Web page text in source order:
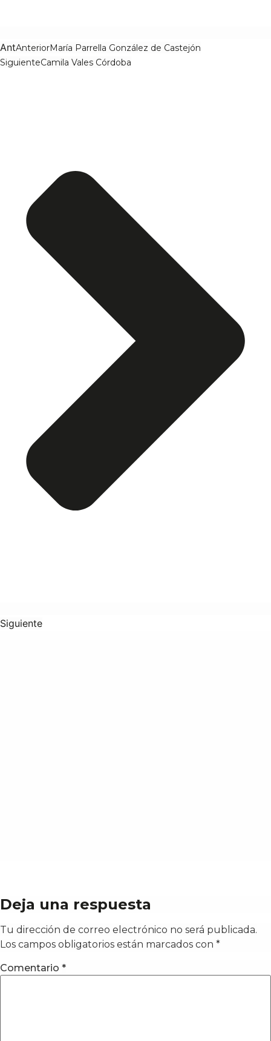
AntAnteriorMaría Parrella González de Castejón
SiguienteCamila Vales Córdoba
Siguiente
Deja una respuesta
Tu dirección de correo electrónico no será publicada.
Los campos obligatorios están marcados con *
Comentario *